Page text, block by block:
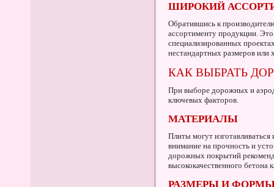
ШИРОКИЙ
Обратившись к
ассортименту продукции.
специализированных
нестандартных размеров или
КАК ВЫБРАТЬ
При выборе дорожных и
ключевых факторов.
МАТЕРИАЛЫ
Плиты могут
внимание на прочность и
дорожных покрытий
высококачественного бетона
РАЗМЕРЫ И